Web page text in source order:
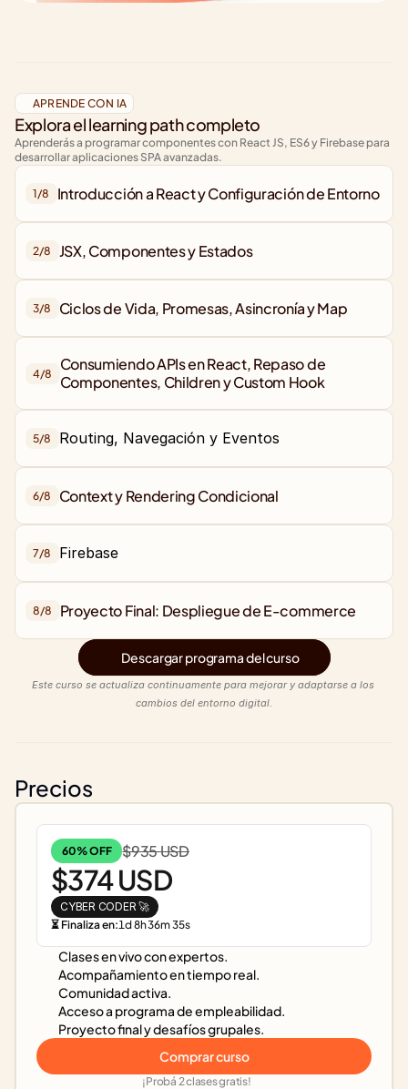
APRENDE CON IA
Explora el learning path completo
Aprenderás a programar componentes con React JS, ES6 y Firebase para
desarrollar aplicaciones SPA avanzadas.
1/8 Introducción a React y Configuración de Entorno
2/8 JSX, Componentes y Estados
3/8 Ciclos de Vida, Promesas, Asincronía y Map
4/8
Consumiendo APIs en React, Repaso de
Componentes, Children y Custom Hook
5/8 Routing, Navegación y Eventos
6/8 Context y Rendering Condicional
7/8 Firebase
8/8 Proyecto Final: Despliegue de E-commerce
Descargar programa del curso
Este curso se actualiza continuamente para mejorar y adaptarse a los
cambios del entorno digital.
Precios
Clases en vivo con expertos.
Acompañamiento en tiempo real.
Comunidad activa.
Acceso a programa de empleabilidad.
Proyecto final y desafíos grupales.
Comprar curso
60% OFF $935 USD
$374 USD
CYBER CODER 🚀
⏳ Finaliza en:1d8h36m35s
¡Probá 2 clases gratis!